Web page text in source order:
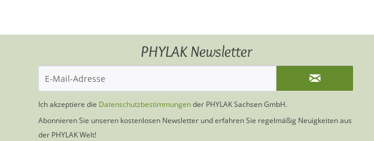
PHYLAK Newsletter
Ich akzeptiere die Datenschutzbestimmungender PHYLAK Sachsen GmbH.
Abonnieren Sie unseren kostenlosen Newsletter und erfahren Sie regelmäßig Neuigkeiten aus
der PHYLAK Welt!